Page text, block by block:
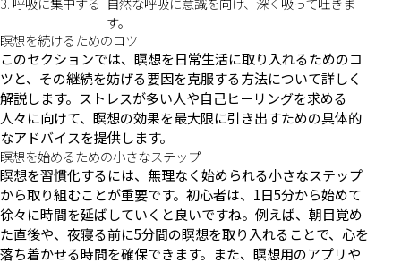
す。
瞑想を続けるためのコツ
このセクションでは、瞑想を日常生活に取り入れるためのコ
ツと、その継続を妨げる要因を克服する方法について詳しく
解説します。ストレスが多い人や自己ヒーリングを求める
人々に向けて、瞑想の効果を最大限に引き出すための具体的
なアドバイスを提供します。
瞑想を始めるための小さなステップ
瞑想を習慣化するには、無理なく始められる小さなステップ
から取り組むことが重要です。初心者は、1日5分から始めて
徐々に時間を延ばしていくと良いですね。例えば、朝目覚め
た直後や、夜寝る前に5分間の瞑想を取り入れることで、心を
落ち着かせる時間を確保できます。また、瞑想用のアプリや